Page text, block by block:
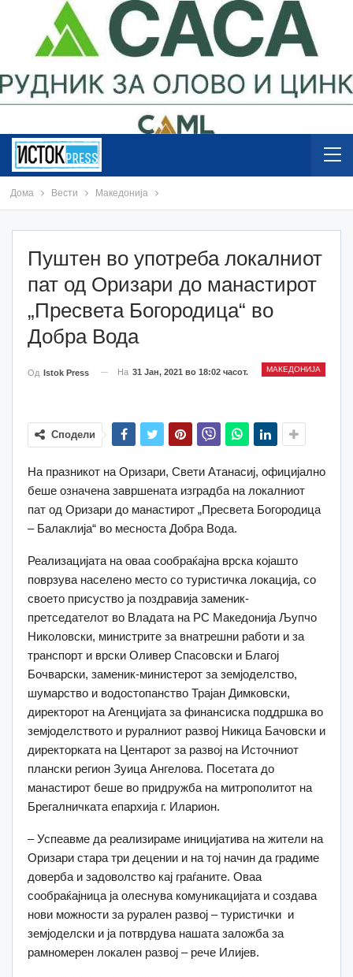
Дома Вести Македонија
Пуштен во употреба локалниот
пат од Оризари до манастирот
„Пресвета Богородица“ во
Добра Вода
МАКЕДОНИЈА
Од Istok Press На 31 Јан, 2021 во 18:02 часот.
Сподели
На празникот на Оризари, Свети Атанасиј, официјално
беше означена завршената изградба на локалниот
пат од Оризари до манастирот „Пресвета Богородица
– Балаклија“ во месноста Добра Вода.
Реализацијата на оваа сообраќајна врска којашто
поврзува населено место со туристичка локација, со
своето присуство ја поздравија заменик-
претседателот во Владата на РС Македонија Љупчо
Николовски, министрите за внатрешни работи и за
транспорт и врски Оливер Спасовски и Благој
Бочварски, заменик-министерот за земјоделство,
шумарство и водостопанство Трајан Димковски,
директорот на Агенцијата за финансиска поддршка во
земјоделството и руралниот развој Никица Бачовски и
директорката на Центарот за развој на Источниот
плански регион Зуица Ангелова. Посетата до
манастирот беше во придружба на митрополитот на
Брегалничката епархија г. Иларион.
– Успеавме да реализираме иницијатива на жители на
Оризари стара три децении и на тој начин да градиме
доверба и задоволство кај граѓаните. Оваа
сообраќајница ја олеснува комуникацијата и создава
нови можности за рурален развој – туристички и
земјоделски и ја потврдува нашата заложба за
рамномерен локален развој – рече Илијев.